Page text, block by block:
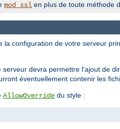
mod_ssl en plus de toute méthode
configuration de votre serveur
serveur devra permettre l'ajout de
éventuellement contenir les
AllowOverride du style :